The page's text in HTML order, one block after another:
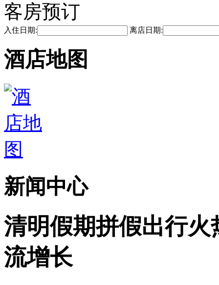
客房预订
入住日期: 离店日期:
酒店地图
新闻中心
清明假期拼假出行
流增长